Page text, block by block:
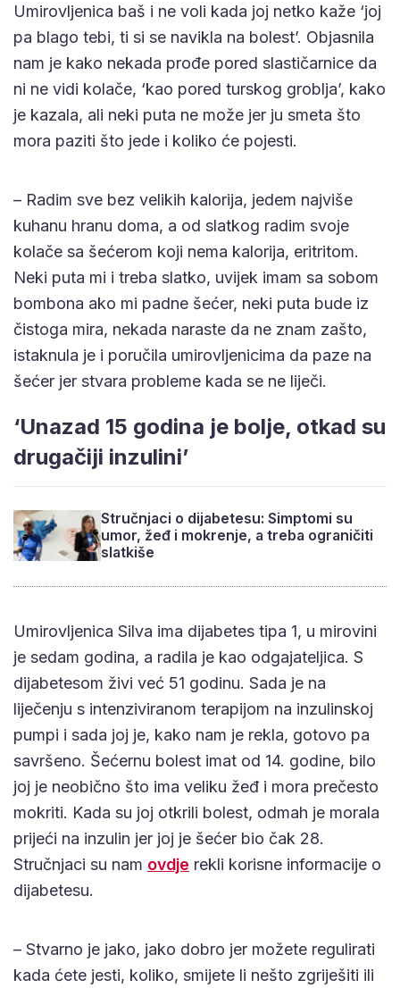
Umirovljenica baš i ne voli kada joj netko kaže ‘joj
pa blago tebi, ti si se navikla na bolest’. Objasnila
nam je kako nekada prođe pored slastičarnice da
ni ne vidi kolače, ‘kao pored turskog groblja’, kako
je kazala, ali neki puta ne može jer ju smeta što
mora paziti što jede i koliko će pojesti.
– Radim sve bez velikih kalorija, jedem najviše
kuhanu hranu doma, a od slatkog radim svoje
kolače sa šećerom koji nema kalorija, eritritom.
Neki puta mi i treba slatko, uvijek imam sa sobom
bombona ako mi padne šećer, neki puta bude iz
čistoga mira, nekada naraste da ne znam zašto,
istaknula je i poručila umirovljenicima da paze na
šećer jer stvara probleme kada se ne liječi.
‘Unazad 15 godina je bolje, otkad su
drugačiji inzulini’
Stručnjaci o dijabetesu: Simptomi su
umor, žeđ i mokrenje, a treba ograničiti
slatkiše
Umirovljenica Silva ima dijabetes tipa 1, u mirovini
je sedam godina, a radila je kao odgajateljica. S
dijabetesom živi već 51 godinu. Sada je na
liječenju s intenziviranom terapijom na inzulinskoj
pumpi i sada joj je, kako nam je rekla, gotovo pa
savršeno. Šećernu bolest imat od 14. godine, bilo
joj je neobično što ima veliku žeđ i mora prečesto
mokriti. Kada su joj otkrili bolest, odmah je morala
prijeći na inzulin jer joj je šećer bio čak 28.
Stručnjaci su nam ovdje rekli korisne informacije o
dijabetesu.
– Stvarno je jako, jako dobro jer možete regulirati
kada ćete jesti, koliko, smijete li nešto zgriješiti ili